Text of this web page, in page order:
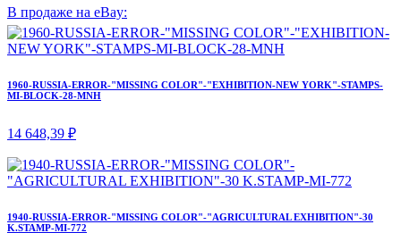
В продаже на eBay:
1960-RUSSIA-ERROR-"MISSING COLOR"-"EXHIBITION-NEW YORK"-STAMPS-
MI-BLOCK-28-MNH
14 648,39 ₽
1940-RUSSIA-ERROR-"MISSING COLOR"-"AGRICULTURAL EXHIBITION"-30
K.STAMP-MI-772